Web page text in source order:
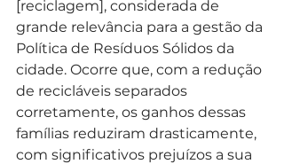
[reciclagem], considerada de
grande relevância para a gestão da
Política de Resíduos Sólidos da
cidade. Ocorre que, com a redução
de recicláveis separados
corretamente, os ganhos dessas
famílias reduziram drasticamente,
com significativos prejuízos a sua